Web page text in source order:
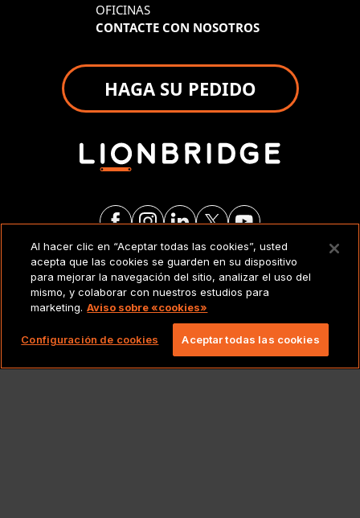
OFICINAS
CONTACTE CON NOSOTROS
HAGA SU PEDIDO
AVISO LEGAL
Copyright 2026 Lionbridge Technologies, LLC.
Todos los derechos reservados.
Al hacer clic en “Aceptar todas las cookies”, usted
acepta que las cookies se guarden en su dispositivo
para mejorar la navegación del sitio, analizar el uso del
mismo, y colaborar con nuestros estudios para
marketing. Aviso sobre «cookies»
Configuración de cookies Aceptar todas las cookies